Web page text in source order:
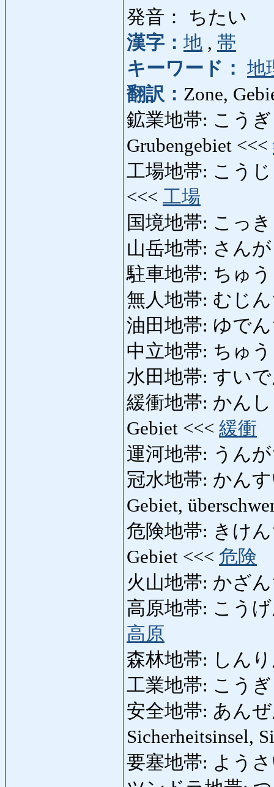
発音： ちたい
漢字： 地 , 帯
キーワード： 地
翻訳： Zone,
鉱業地帯: こう
Grubengebiet <<<
工場地帯: こうじ
<<< 工場
国境地帯: こっ
山岳地帯: さん
駐車地帯: ちゅ
無人地帯: むじん
油田地帯: ゆで
中立地帯: ちゅ
水田地帯: すい
緩衝地帯: かんし
Gebiet <<< 緩衝
運河地帯: うん
冠水地帯: かんす
Gebiet,
危険地帯: きけん
Gebiet <<< 危険
火山地帯: かざ
高原地帯: こうげ
高原
森林地帯: しん
工業地帯: こう
安全地帯: あんぜ
Sicherheitsinsel,
要塞地帯: よう